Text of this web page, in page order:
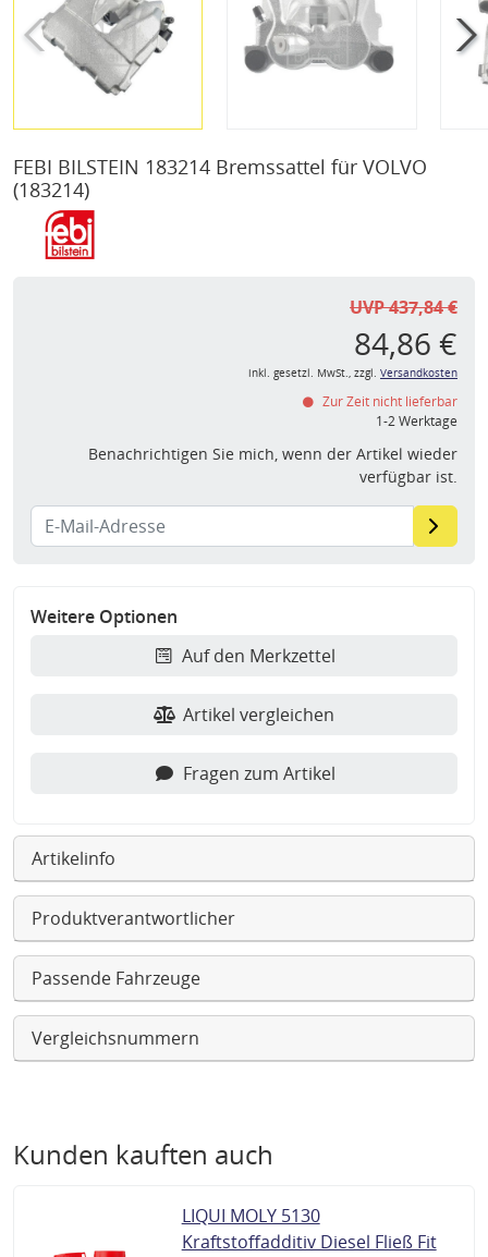
FEBI BILSTEIN 183214 Bremssattel für VOLVO
(183214)
UVP 437,84 €
84,86 €
inkl. gesetzl. MwSt., zzgl. Versandkosten
Zur Zeit nicht lieferbar
1-2 Werktage
Benachrichtigen Sie mich, wenn der Artikel wieder
verfügbar ist.
Weitere Optionen
Auf den Merkzettel
Artikel vergleichen
Fragen zum Artikel
Artikelinfo
Produktverantwortlicher
Passende Fahrzeuge
Vergleichsnummern
Kunden kauften auch
LIQUI MOLY 5130
Kraftstoffadditiv Diesel Fließ Fit